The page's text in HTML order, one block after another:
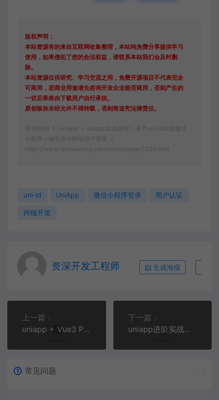
版权声明：
本站资源有的来自互联网收集整理，本站纯免费分享提供学习
使用，如果侵犯了您的合法权益，请联系本站我们会及时删
除。
本站资源仅供研究、学习交流之用，免费开源项目不代表完全
可商用，若商业用途请先咨询开发企业能否商用，否则产生的
一切后果将由下载用户自行承担。
原创板块未经允许不得转载，否则将追究法律责任。
淘吗网 uniapp
uniapp实战教程：基于uni-id实现微信
小程序一键登录与跨端用户管理
https://www.taomawang.com/web/uniapp/2300.html
uni-id UniApp 微信小程序登录 用户认证
跨端开发
资深开发工程师 生成海报
上一篇：
uniapp + Vue3 Pinia 状态管理实战：跨端持久化与购物车完整案例
下一篇：
uniapp进阶实战：手把手构建高复用路由拦截器与多端权限分发方案
常见问题